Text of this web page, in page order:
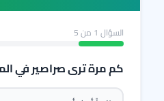
السؤال 1 من 5
كم مرة ترى صراصير في